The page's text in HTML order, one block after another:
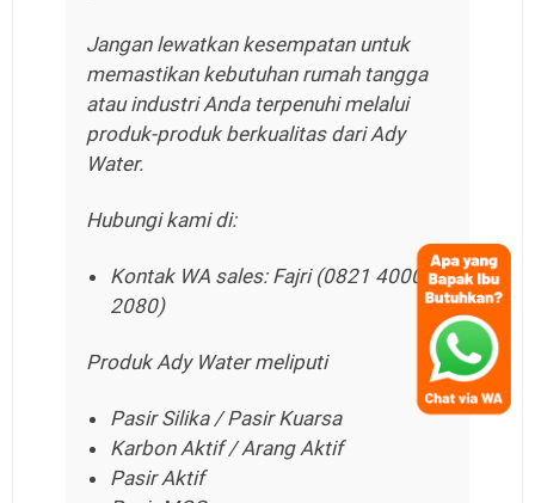
Jangan lewatkan kesempatan untuk
memastikan kebutuhan rumah tangga
atau industri Anda terpenuhi melalui
produk-produk berkualitas dari Ady
Water.
Hubungi kami di:
Kontak WA sales: Fajri (0821 4000
2080)
Produk Ady Water meliputi
Pasir Silika / Pasir Kuarsa
Karbon Aktif / Arang Aktif
Pasir Aktif